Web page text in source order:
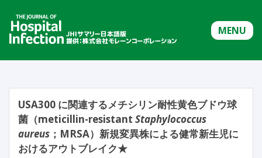
MENU
USA300 に関連するメチシリン耐性黄色ブドウ球
菌（meticillin-resistant Staphylococcus
aureus ；MRSA）新規変異株による健常新生児に
おけるアウトブレイク★